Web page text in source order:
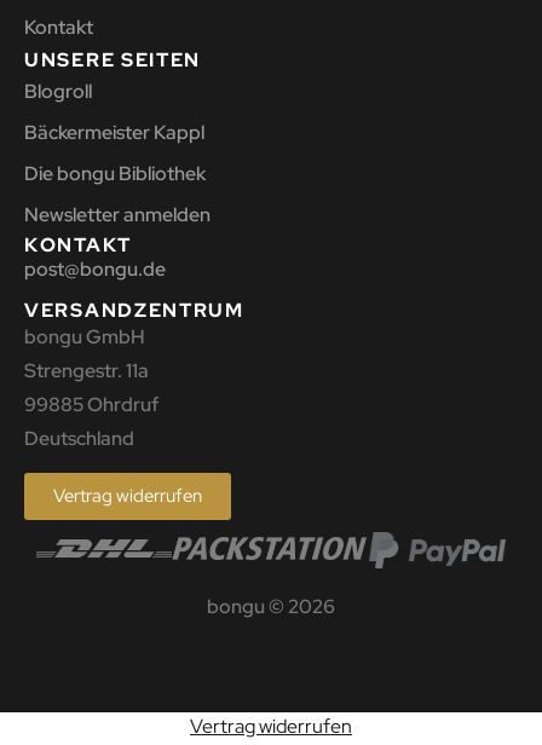
Kontakt
UNSERE SEITEN
Blogroll
Bäckermeister Kappl
Die bongu Bibliothek
Newsletter anmelden
KONTAKT
post@bongu.de
VERSANDZENTRUM
bongu GmbH
Strengestr. 11a
99885 Ohrdruf
Deutschland
Vertrag widerrufen
bongu © 2026
Vertrag widerrufen